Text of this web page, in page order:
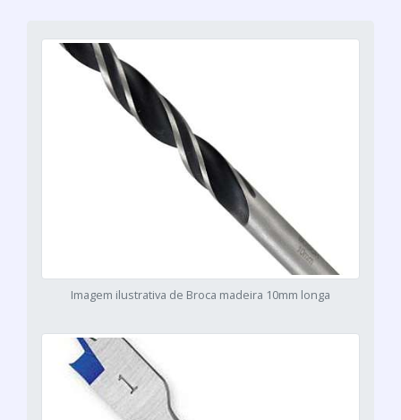
Imagem ilustrativa de Broca madeira 10mm longa